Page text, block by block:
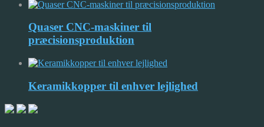
Quaser CNC-maskiner til
præcisionsproduktion
Keramikkopper til enhver lejlighed